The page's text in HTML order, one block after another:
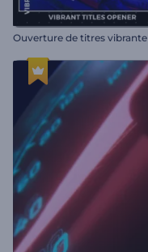
Ouverture de titres vibrante